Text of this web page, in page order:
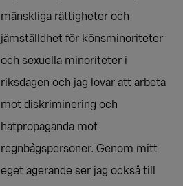
mänskliga rättigheter och
jämställdhet för könsminoriteter
och sexuella minoriteter i
riksdagen och jag lovar att arbeta
mot diskriminering och
hatpropaganda mot
regnbågspersoner. Genom mitt
eget agerande ser jag också till